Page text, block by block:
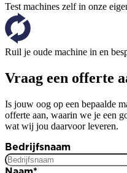
Test machines zelf in onze
Ruil je oude machine in en
Vraag een offerte
Is jouw oog op een bepaalde
offerte aan, waarin we je een
wat wij jou daarvoor leveren.
Bedrijfsnaam